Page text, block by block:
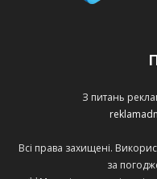
З питань
Всі права захищені.
за